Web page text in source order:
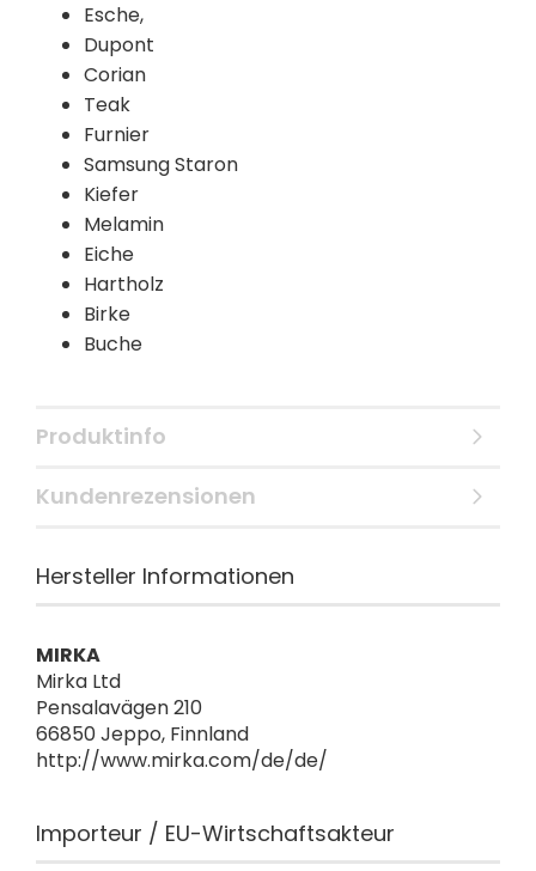
Esche,
Dupont
Corian
Teak
Furnier
Samsung Staron
Kiefer
Melamin
Eiche
Hartholz
Birke
Buche
Produktinfo
Kundenrezensionen
Hersteller Informationen
MIRKA
Mirka Ltd
Pensalavägen 210
66850 Jeppo, Finnland
http://www.mirka.com/de/de/
Importeur / EU-Wirtschaftsakteur